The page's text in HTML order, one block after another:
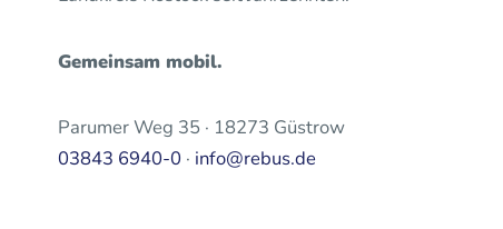
Gemeinsam mobil.
Parumer Weg 35 · 18273 Güstrow
03843 6940-0 · info@rebus.de